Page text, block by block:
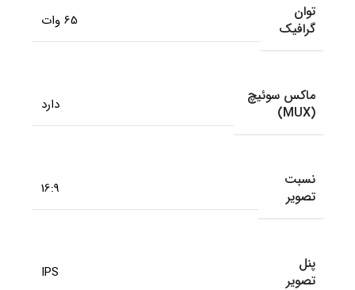
توان
گرافیک
65 وات
ماکس سوئیچ
(MUX)
دارد
نسبت
تصویر
16:9
پنل
تصویر
IPS